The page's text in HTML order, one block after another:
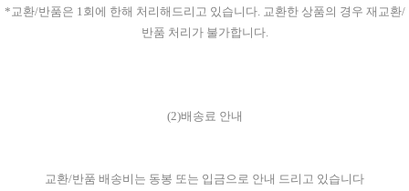
*교환/반품은 1회에 한해 처리해드리고 있습니다. 교환한 상품의 경우 재교환/
반품 처리가 불가합니다.
(2)배송료 안내
교환/반품 배송비는 동봉 또는 입금으로 안내 드리고 있습니다